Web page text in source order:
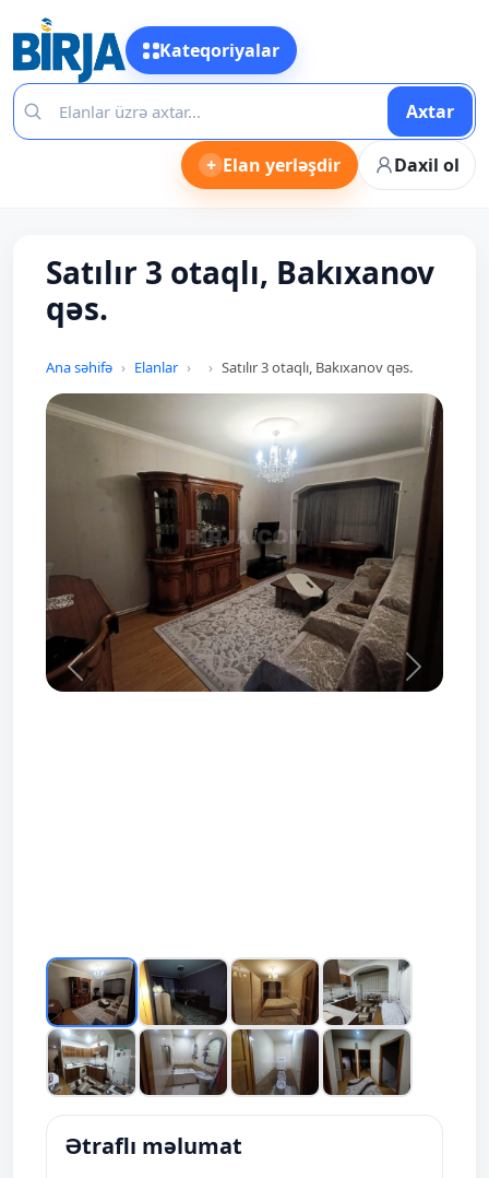
Kateqoriyalar
Axtar
+ Elan yerləşdir Daxil ol
Satılır 3 otaqlı, Bakıxanov
qəs.
Ana səhifə Elanlar Satılır 3 otaqlı, Bakıxanov qəs.
Prev Next
Ətraflı məlumat